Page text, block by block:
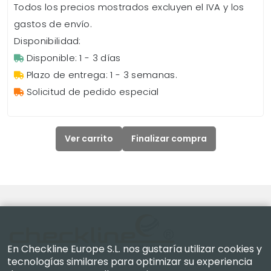
Todos los precios mostrados excluyen el IVA y los
gastos de envío.
Disponibilidad:
Disponible: 1 - 3 días
Plazo de entrega: 1 - 3 semanas.
Solicitud de pedido especial
Ver carrito Finalizar compra
En Checkline Europe S.L. nos gustaría utilizar cookies y
tecnologías similares para optimizar su experiencia